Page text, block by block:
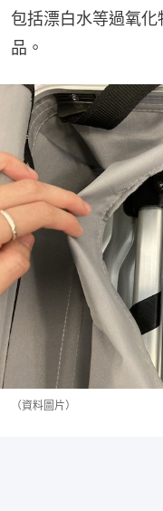
包括漂白水等過氧
品。
（資料圖片）